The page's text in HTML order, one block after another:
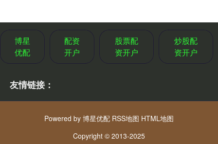
博星
优配
配资
开户
股票配
资开户
炒股配
资开户
友情链接：
Powered by 博星优配 RSS地图 HTML地图
Copyright © 2013-2025